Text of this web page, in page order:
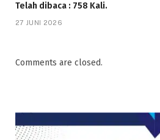
Telah dibaca : 758 Kali.
27 JUNI 2026
Comments are closed.